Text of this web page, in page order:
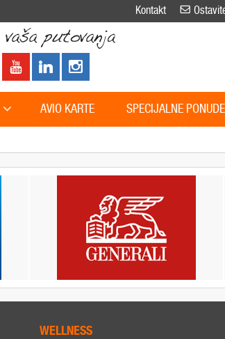
Kontakt
AVIO KARTE SPECIJALNE
WELLNESS